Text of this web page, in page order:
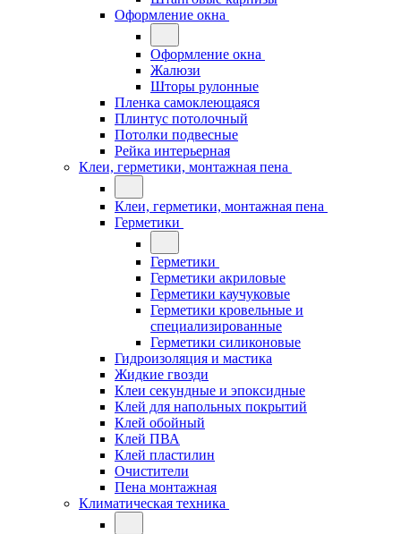
Оформление окна
Оформление окна
Жалюзи
Шторы рулонные
Пленка самоклеющаяся
Плинтус потолочный
Потолки подвесные
Рейка интерьерная
Клеи, герметики, монтажная пена
Клеи, герметики, монтажная пена
Герметики
Герметики
Герметики акриловые
Герметики каучуковые
Герметики кровельные и
специализированные
Герметики силиконовые
Гидроизоляция и мастика
Жидкие гвозди
Клеи секундные и эпоксидные
Клей для напольных покрытий
Клей обойный
Клей ПВА
Клей пластилин
Очистители
Пена монтажная
Климатическая техника